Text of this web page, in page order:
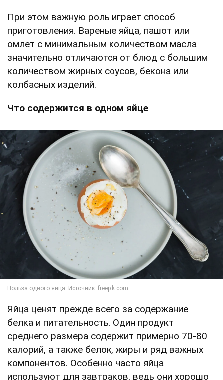
При этом важную роль играет способ
приготовления. Вареные яйца, пашот или
омлет с минимальным количеством масла
значительно отличаются от блюд с большим
количеством жирных соусов, бекона или
колбасных изделий.
Что содержится в одном яйце
Яйца ценят прежде всего за содержание
белка и питательность. Один продукт
среднего размера содержит примерно 70-80
калорий, а также белок, жиры и ряд важных
компонентов. Особенно часто яйца
используют для завтраков, ведь они хорошо